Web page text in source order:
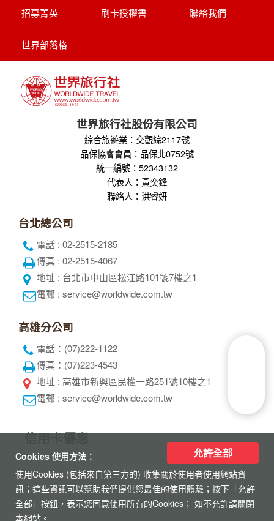
Cookies 使用方法：
使用Cookies (包括來自第三方的) 收集關於使用者使用網站資
訊；這些資訊可以幫助我們提供您最佳的使用體驗；按下「允許
全部」按鈕，表示您同意使用所有的Cookies； 如不允許請關閉
本網站。
允許全部
招募菁英 刷卡授權書 聯絡我們
世界部落格
世界旅行社股份有限公司
綜合旅遊業：交觀綜2117號
品保協會會員：品保北0752號
統一編號：52343132
代表人：黃奕鋒
聯絡人：洪睿妍
台北總公司
電話 : 02-2515-2185
傳真 : 02-2515-4067
地址 : 台北市中山區松江路101號7樓之1
電郵 : service@worldwide.com.tw
高雄分公司
電話：(07)222-1122
傳真：(07)223-4543
地址 : 高雄市新興區民權一路251號10樓之1
電郵 : service@worldwide.com.tw
信用卡優惠